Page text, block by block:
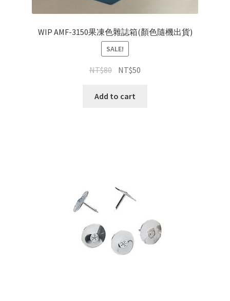
WIP AMF-3150果凍色雜誌箱(顏色隨機出貨)
SALE!
NT$80 NT$50
Add to cart